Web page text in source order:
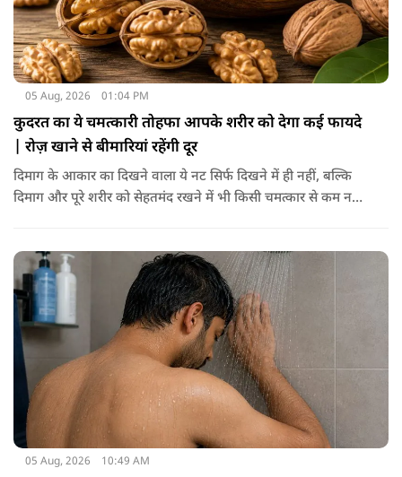
05 Aug, 2026 01:04 PM
कुदरत का ये चमत्कारी तोहफा आपके शरीर को देगा कई फायदे
| रोज़ खाने से बीमारियां रहेंगी दूर
दिमाग के आकार का दिखने वाला ये नट सिर्फ दिखने में ही नहीं, बल्कि
दिमाग और पूरे शरीर को सेहतमंद रखने में भी किसी चमत्कार से कम नहीं
मिनरल्स जो सेहत के लिए वरदान साबित होते हैं। आइए विस्तार से जानते
हैं कि अखरोट खाना सेहत के लिए क्यों है ज़रूरी।
05 Aug, 2026 10:49 AM